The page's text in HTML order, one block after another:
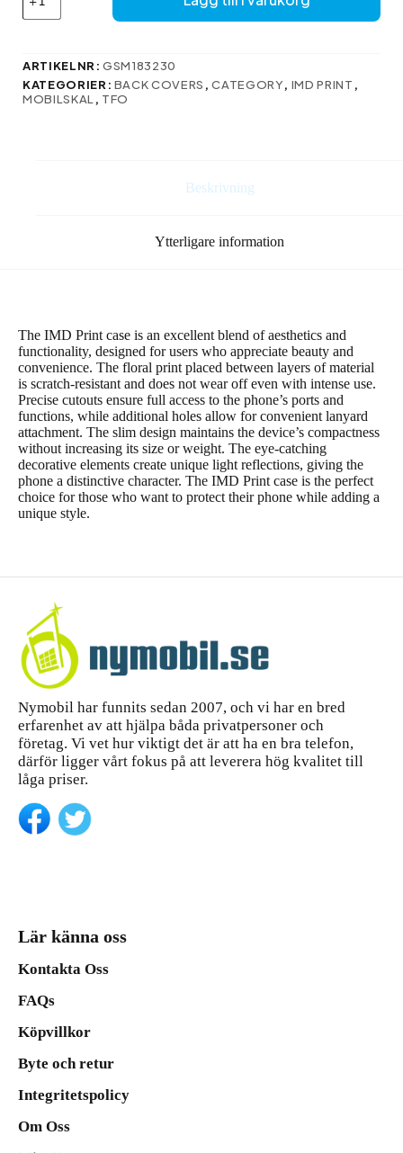
tryckt
ska
Samsung
A05s
ARTIKELNR:GSM183230
KATEGORIER: BACK COVERS ,CATEGORY, IMD PRINT ,
MOBILSKAL , TFO
Beskrivning
Ytterligare information
The IMD Print case is an excellent blend of aesthetics and
functionality, designed for users who appreciate beauty and
convenience. The floral print placed between layers of material
is scratch-resistant and does not wear off even with intense use.
Precise cutouts ensure full access to the phone’s ports and
functions, while additional holes allow for convenient lanyard
attachment. The slim design maintains the device’s compactness
without increasing its size or weight. The eye-catching
decorative elements create unique light reflections, giving the
phone a distinctive character. The IMD Print case is the perfect
choice for those who want to protect their phone while adding a
unique style.
Nymobil har funnits sedan 2007, och vi har en bred
erfarenhet av att hjälpa båda privatpersoner och
företag. Vi vet hur viktigt det är att ha en bra telefon,
därför ligger vårt fokus på att leverera hög kvalitet till
låga priser.
Lär känna oss
Kontakta Oss
FAQs
Köpvillkor
Byte och retur
Integritetspolicy
Om Oss